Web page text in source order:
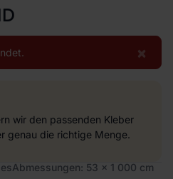
×
wir den passenden Kleber
genau die richtige Menge.
Abmessungen: 53 x 1 000 cm